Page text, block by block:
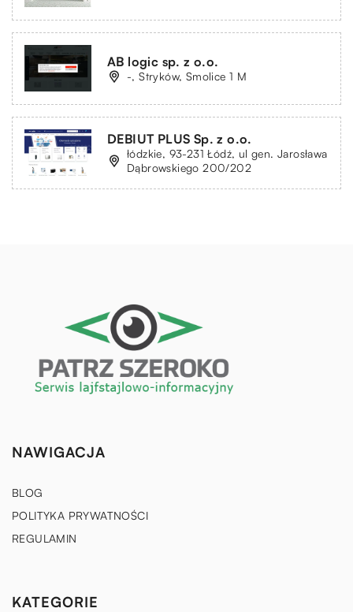
AB logic sp. z o.o.
-, Stryków, Smolice 1 M
DEBIUT PLUS Sp. z o.o.
łódzkie, 93-231 Łódź, ul gen. Jarosława
Dąbrowskiego 200/202
NAWIGACJA
BLOG
POLITYKA PRYWATNOŚCI
REGULAMIN
KATEGORIE